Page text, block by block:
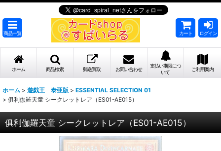
商品一覧 カート ログイン
ホーム 商品検索 郵送買取 お問い合わせ
支払い期限につ
いて
ご利用案内
ホーム > 遊戯王 泰亜版 > ESSENTIAL SELECTION 01
> 俱利伽羅天童 シークレットレア（ES01-AE015）
俱利伽羅天童 シークレットレア（ES01-AE015）